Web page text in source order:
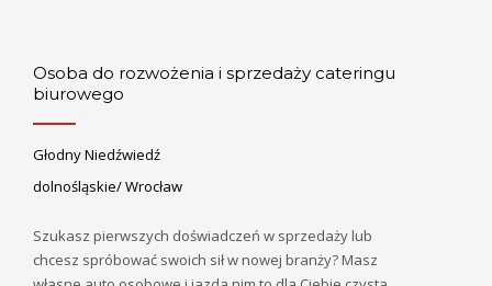
Osoba do rozwożenia i sprzedaży cateringu
biurowego
Głodny Niedźwiedź
dolnośląskie/ Wrocław
Szukasz pierwszych doświadczeń w sprzedaży lub
chcesz spróbować swoich sił w nowej branży? Masz